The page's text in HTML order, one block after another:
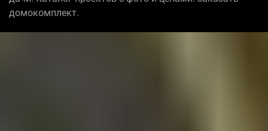
домокомплект.